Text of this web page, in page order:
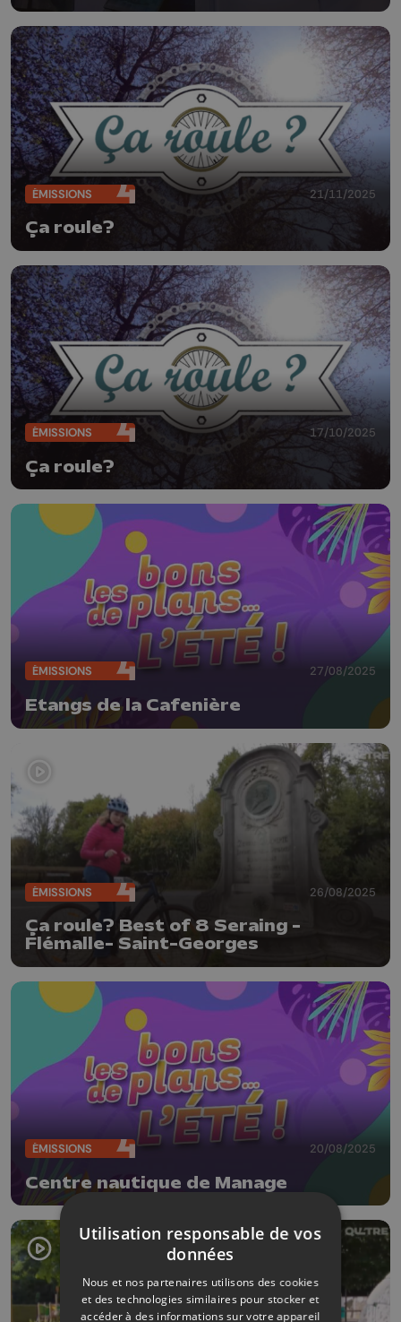
ÉMISSIONS 21/11/2025
Ça roule?
ÉMISSIONS 17/10/2025
Ça roule?
ÉMISSIONS 27/08/2025
Etangs de la Cafenière
ÉMISSIONS 26/08/2025
Ça roule? Best of 8 Seraing -
Flémalle- Saint-Georges
ÉMISSIONS 20/08/2025
Centre nautique de Manage
Utilisation responsable de vos
données
Nous et nos partenaires utilisons des cookies
et des technologies similaires pour stocker et
accéder à des informations sur votre appareil